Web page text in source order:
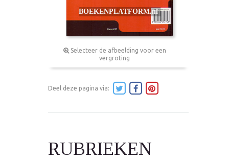
Selecteer de afbeelding voor een
vergroting
Deel deze pagina via:
RUBRIEKEN